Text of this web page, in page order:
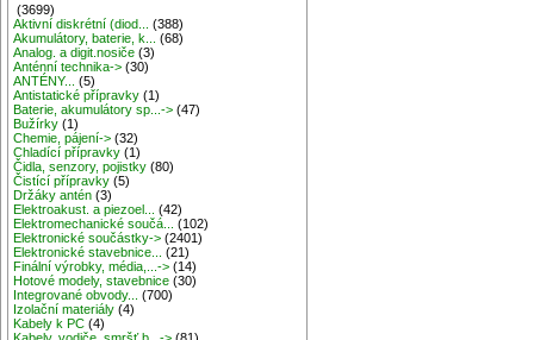
(3699)
Aktivní diskrétní (diod...
(388)
Akumulátory, baterie, k...
(68)
Analog. a digit.nosiče (3)
Anténní technika-> (30)
ANTÉNY...
(5)
Antistatické přípravky (1)
Baterie, akumulátory sp...-> (47)
Bužírky (1)
Chemie, pájení-> (32)
Chladící přípravky (1)
Čidla, senzory, pojistky (80)
Čistící přípravky (5)
Držáky antén (3)
Elektroakust. a piezoel...
(42)
Elektromechanické součá...
(102)
Elektronické součástky-> (2401)
Elektronické stavebnice...
(21)
Finální výrobky, média,...-> (14)
Hotové modely, stavebnice (30)
Integrované obvody...
(700)
Izolační materiály (4)
Kabely k PC (4)
Kabely, vodiče, smršť.b...-> (81)